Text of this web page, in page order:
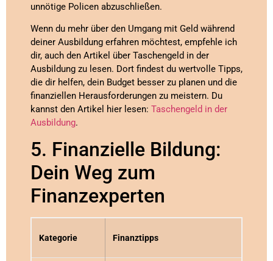
unnötige Policen abzuschließen.
Wenn du mehr über den Umgang mit Geld während
deiner Ausbildung erfahren möchtest, empfehle ich
dir, auch den Artikel über Taschengeld in der
Ausbildung zu lesen. Dort findest du wertvolle Tipps,
die dir helfen, dein Budget besser zu planen und die
finanziellen Herausforderungen zu meistern. Du
kannst den Artikel hier lesen: Taschengeld in der
Ausbildung.
5. Finanzielle Bildung:
Dein Weg zum
Finanzexperten
Kategorie Finanztipps